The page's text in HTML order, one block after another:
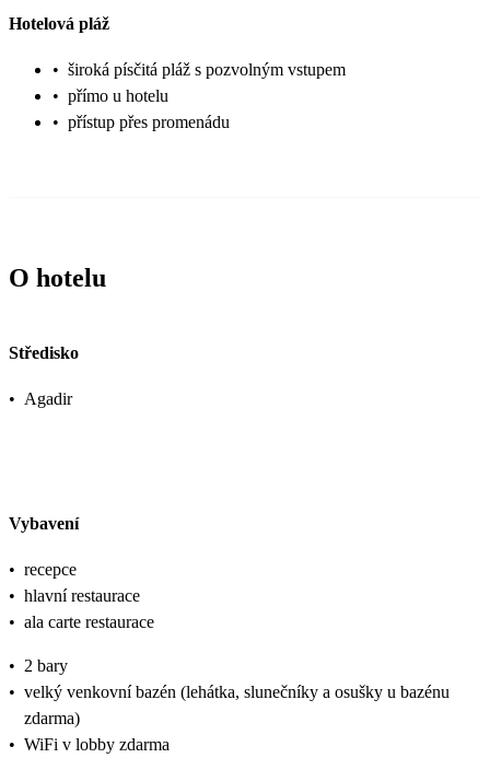
Hotelová pláž
• široká písčitá pláž s pozvolným vstupem
• přímo u hotelu
• přístup přes promenádu
O hotelu
Středisko
• Agadir
Vybavení
• recepce
• hlavní restaurace
• ala carte restaurace
• 2 bary
• velký venkovní bazén (lehátka, slunečníky a osušky u bazénu
zdarma)
• WiFi v lobby zdarma